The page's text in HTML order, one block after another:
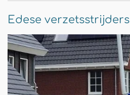
Edese verzetsstrijders